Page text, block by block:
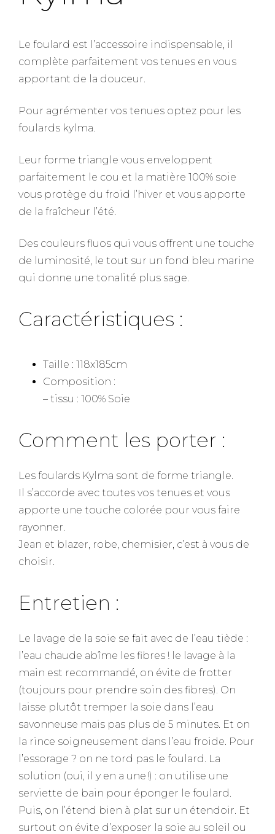
Le foulard est l’accessoire indispensable, il
complète parfaitement vos tenues en vous
apportant de la douceur.
Pour agrémenter vos tenues optez pour les
foulards kylma.
Leur forme triangle vous enveloppent
parfaitement le cou et la matière 100% soie
vous protège du froid l’hiver et vous apporte
de la fraîcheur l’été.
Des couleurs fluos qui vous offrent une touche
de luminosité, le tout sur un fond bleu marine
qui donne une tonalité plus sage.
Caractéristiques :
Taille : 118x185cm
Composition :
– tissu : 100% Soie
Comment les porter :
Les foulards Kylma sont de forme triangle.
Il s’accorde avec toutes vos tenues et vous
apporte une touche colorée pour vous faire
rayonner.
Jean et blazer, robe, chemisier, c’est à vous de
choisir.
Entretien :
Le lavage de la soie se fait avec de l’eau tiède :
l’eau chaude abîme les fibres ! le lavage à la
main est recommandé, on évite de frotter
(toujours pour prendre soin des fibres). On
laisse plutôt tremper la soie dans l’eau
savonneuse mais pas plus de 5 minutes. Et on
la rince soigneusement dans l’eau froide. Pour
l’essorage ? on ne tord pas le foulard. La
solution (oui, il y en a une !) : on utilise une
serviette de bain pour éponger le foulard.
Puis, on l’étend bien à plat sur un étendoir. Et
surtout on évite d’exposer la soie au soleil ou